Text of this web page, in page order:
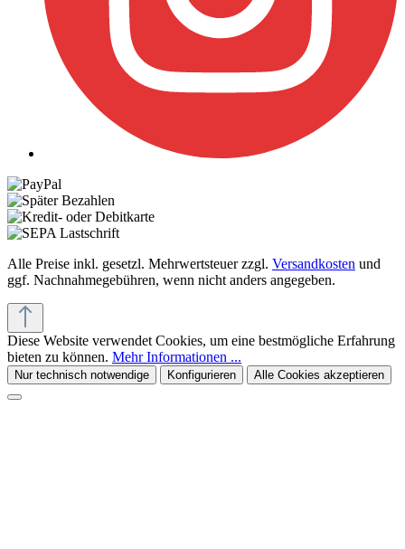
Alle Preise inkl. gesetzl. Mehrwertsteuer zzgl. Versandkosten und
ggf. Nachnahmegebühren, wenn nicht anders angegeben.
Diese Website verwendet Cookies, um eine bestmögliche Erfahrung
bieten zu können. Mehr Informationen ...
Nur technisch notwendige Konfigurieren Alle Cookies akzeptieren